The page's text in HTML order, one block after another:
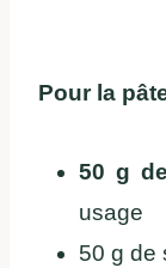
Pour la
50 g
usage
50 g de